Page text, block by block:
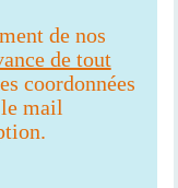
de nos
de tout
coordonnées
mail